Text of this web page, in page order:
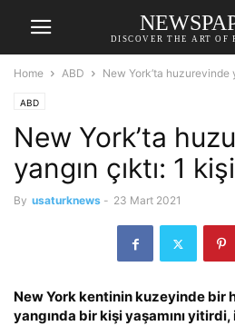
DISCOVER THE ART OF
Home ABD New York’ta huzurevinde
ABD
New York’ta
yangın çıktı: 1
By usaturknews - 23 Mart 2021
New York kentinin kuzeyinde bir
yangında bir kişi yaşamını